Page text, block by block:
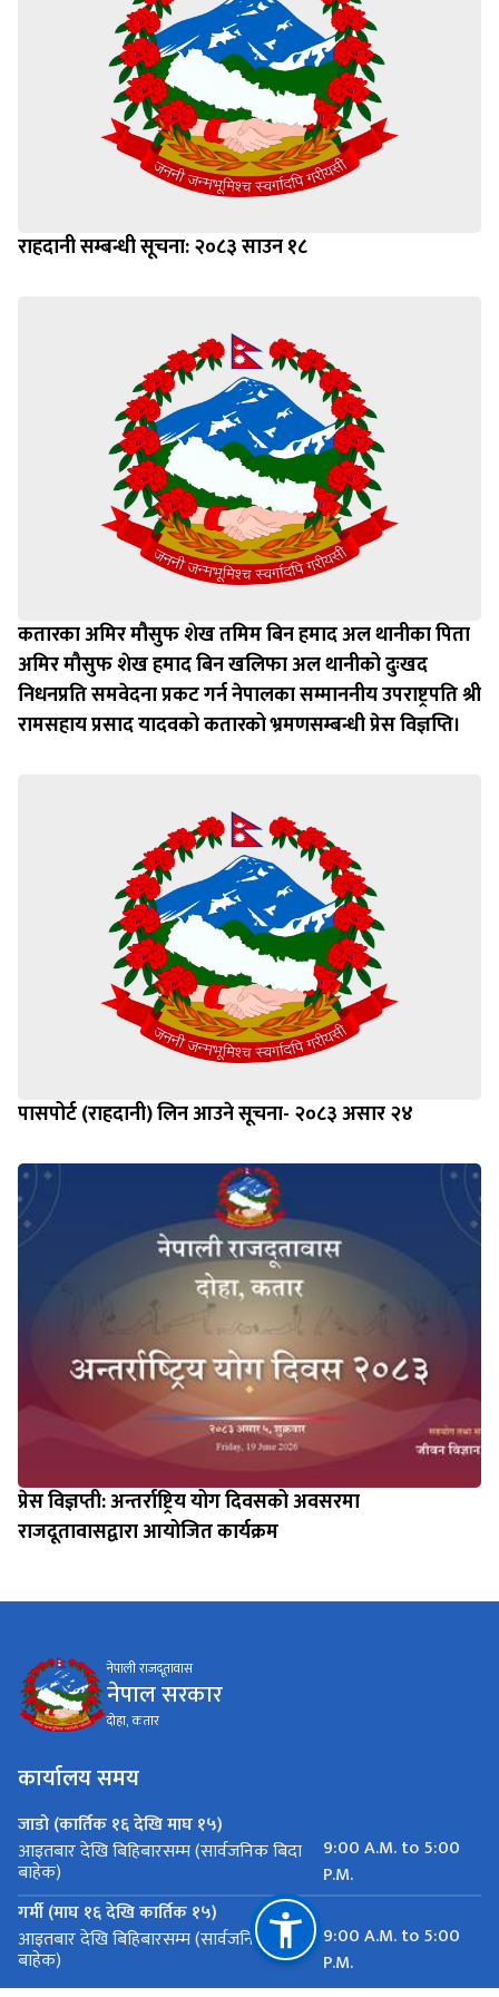
राहदानी सम्बन्धी सूचना: २०८३ साउन १८
कतारका अमिर मौसुफ शेख तमिम बिन हमाद अल थानीका पिता
अमिर मौसुफ शेख हमाद बिन खलिफा अल थानीको दुःखद
निधनप्रति समवेदना प्रकट गर्न नेपालका सम्माननीय उपराष्ट्रपति श्री
रामसहाय प्रसाद यादवको कतारको भ्रमणसम्बन्धी प्रेस विज्ञप्ति।
पासपोर्ट (राहदानी) लिन आउने सूचना- २०८३ असार २४
प्रेस विज्ञप्ती: अन्तर्राष्ट्रिय योग दिवसको अवसरमा
राजदूतावासद्वारा आयोजित कार्यक्रम
नेपाली राजदूतावास
नेपाल सरकार
दोहा, कतार
कार्यालय समय
जाडो (कार्तिक १६ देखि माघ १५)
आइतबार देखि बिहिबारसम्म (सार्वजनिक बिदा
बाहेक)
9:00 A.M. to 5:00
P.M.
गर्मी (माघ १६ देखि कार्तिक १५)
आइतबार देखि बिहिबारसम्म (सार्वजनिक बिदा
बाहेक)
9:00 A.M. to 5:00
P.M.